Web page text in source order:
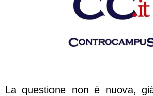
La questione non è nuova,